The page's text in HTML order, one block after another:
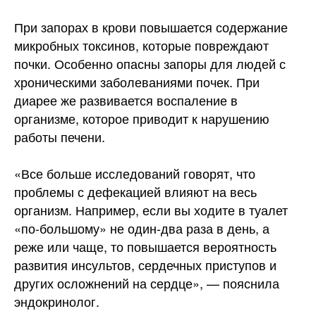
При запорах в крови повышается содержание
микробныхтоксинов, которые повреждают
почки. Особенно опасны запоры для людей с
хроническими заболеваниями почек. При
диарее же развивается воспаление в
организме, которое приводит к нарушению
работы печени.
«Все больше исследований говорят, что
проблемы с дефекацией влияют на весь
организм. Например, если вы ходите в туалет
«по-большому» не один-два раза в день, а
реже или чаще, то повышается вероятность
развития инсультов, сердечных приступов и
других осложнений на сердце», — пояснила
эндокринолог.